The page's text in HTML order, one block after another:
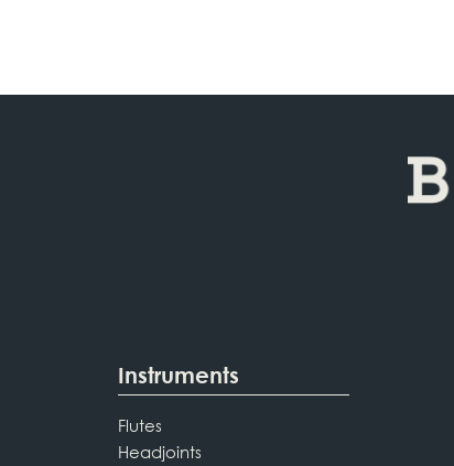
Instruments
Flutes
Headjoints